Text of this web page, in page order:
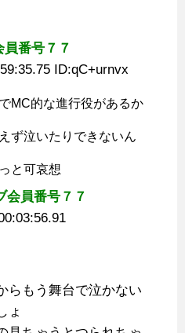
番号７７
ID:qC+urnvx
MC的な進行役があるか
ず泣いたりできないん
と可哀想
会員番号７７
らもう舞台で泣かない
ょ